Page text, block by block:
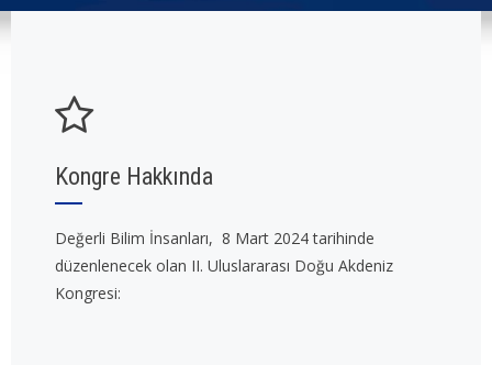
Kongre Hakkında
Değerli Bilim İnsanları, 8 Mart 2024 tarihinde
düzenlenecek olan II. Uluslararası Doğu Akdeniz
Kongresi: